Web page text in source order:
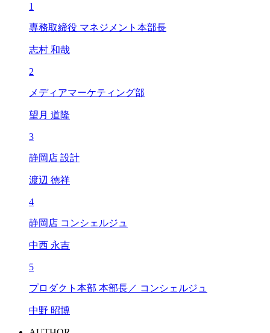
1
専務取締役 マネジメント本部長
志村 和哉
2
メディアマーケティング部
望月 道隆
3
静岡店 設計
渡辺 徳祥
4
静岡店 コンシェルジュ
中西 永吉
5
プロダクト本部 本部長／ コンシェルジュ
中野 昭博